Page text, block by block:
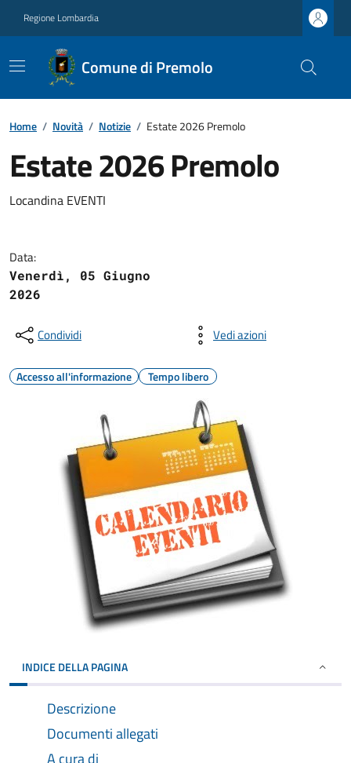
Regione Lombardia
Comune di Premolo
Home / Novità / Notizie / Estate 2026 Premolo
Estate 2026 Premolo
Locandina EVENTI
Data:
Venerdì, 05 Giugno
2026
Condividi Vedi azioni
Accesso all'informazione Tempo libero
INDICE DELLA PAGINA
Descrizione
Documenti allegati
A cura di